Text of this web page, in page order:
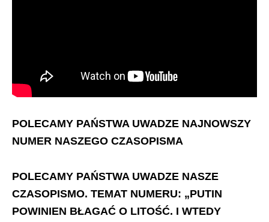
POLECAMY PAŃSTWA UWADZE NAJNOWSZY
NUMER NASZEGO CZASOPISMA
POLECAMY PAŃSTWA UWADZE NASZE
CZASOPISMO. TEMAT NUMERU: „PUTIN
POWINIEN BŁAGAĆ O LITOŚĆ. I WTEDY